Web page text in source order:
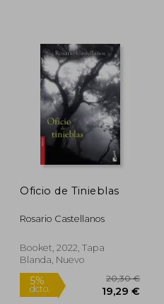
5%
dcto.
Oficio de Tinieblas
Rosario Castellanos
Booket, 2022, Tapa
Blanda, Nuevo